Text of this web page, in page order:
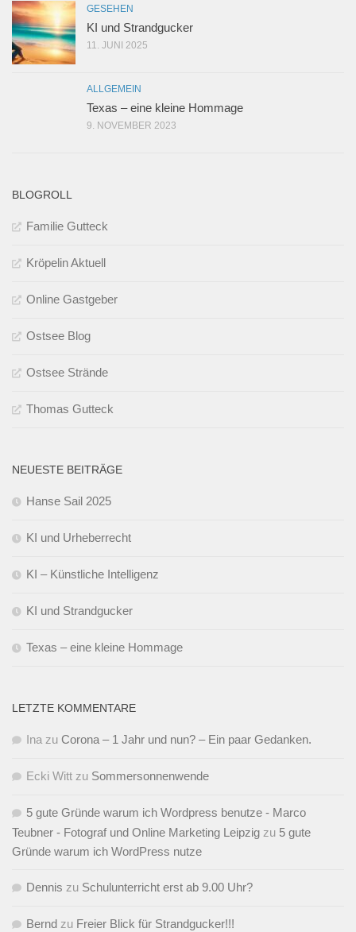
GESEHEN
KI und Strandgucker
11. JUNI 2025
ALLGEMEIN
Texas – eine kleine Hommage
9. NOVEMBER 2023
BLOGROLL
Familie Gutteck
Kröpelin Aktuell
Online Gastgeber
Ostsee Blog
Ostsee Strände
Thomas Gutteck
NEUESTE BEITRÄGE
Hanse Sail 2025
KI und Urheberrecht
KI – Künstliche Intelligenz
KI und Strandgucker
Texas – eine kleine Hommage
LETZTE KOMMENTARE
Ina zu Corona – 1 Jahr und nun? – Ein paar Gedanken.
Ecki Witt zu Sommersonnenwende
5 gute Gründe warum ich Wordpress benutze - Marco
Teubner - Fotograf und Online Marketing Leipzig zu 5 gute
Gründe warum ich WordPress nutze
Dennis zu Schulunterricht erst ab 9.00 Uhr?
Bernd zu Freier Blick für Strandgucker!!!